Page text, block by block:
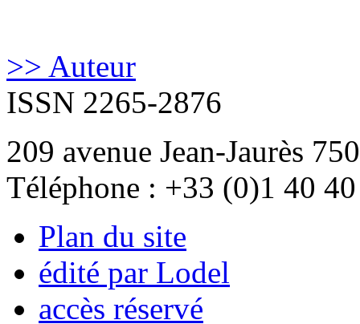
>> Auteur
ISSN 2265-2876
209 avenue Jean-Jaurès
Téléphone : +33 (0)1 40
Plan du site
édité par Lodel
accès réservé